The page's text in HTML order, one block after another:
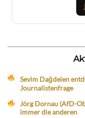
Sevim Dağdelen
Journalistenfrage
Jörg Dornau (AfD-
immer die anderen